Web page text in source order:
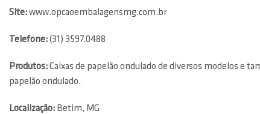
Site:www.opcaoembalagensmg.com.br
Telefone:(31) 3597.0488
Produtos:Caixas de papelão ondulado de diversos modelos e
papelão ondulado.
Localização: Betim, MG